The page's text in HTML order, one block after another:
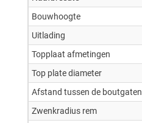
Bouwhoogte
Uitlading
Topplaat afmetingen
Top plate diameter
Afstand tussen de boutgaten
Zwenkradius rem